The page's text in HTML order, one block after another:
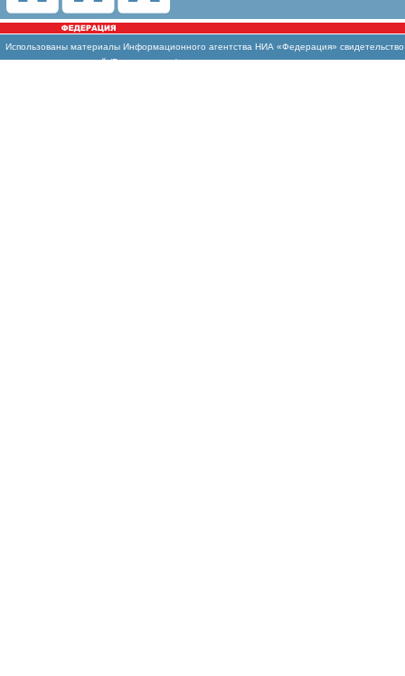
Использованы материалы Информационного агентства НИА «Федерация»
массовых коммуникаций (Роскомнадзор)